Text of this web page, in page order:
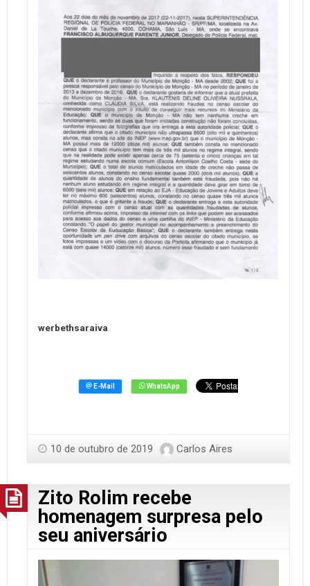
werbethsaraiva
10 de outubro de 2019 Carlos Aires
Zito Rolim recebe
homenagem surpresa pelo
seu aniversário